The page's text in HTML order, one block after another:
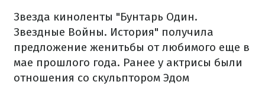
Звезда киноленты "Бунтарь Один.
Звездные Войны. История" получила
предложение женитьбы от любимого еще в
мае прошлого года. Ранее у актрисы были
отношения со скульптором Эдом